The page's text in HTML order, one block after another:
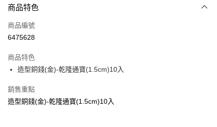
信用卡一次付款
超商取貨付款
街口支付
悠遊付
商品特色
商品編號
6475628
商品特色
造型銅錢(金)-乾隆通寶(1.5cm)10入
銷售重點
造型銅錢(金)-乾隆通寶(1.5cm)10入